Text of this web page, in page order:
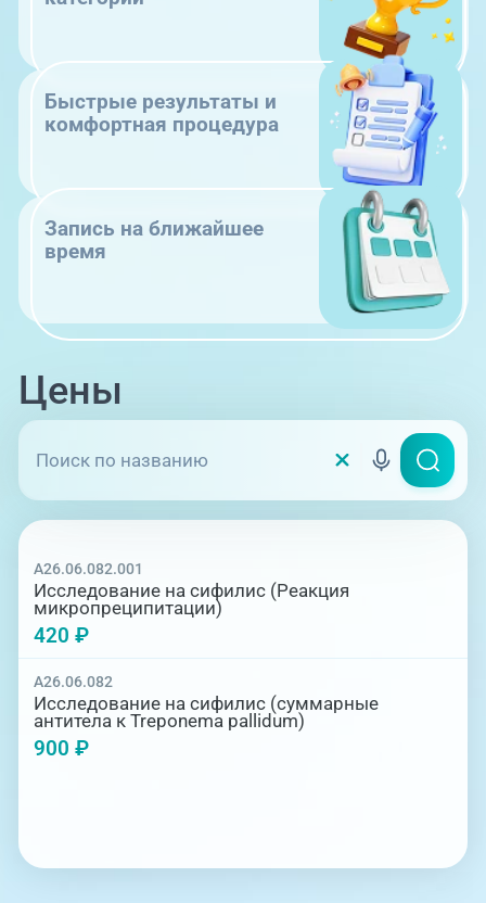
Быстрые результаты и
комфортная процедура
Запись на ближайшее
время
Цены
A26.06.082.001
Исследование на сифилис (Реакция
микропреципитации)
420 ₽
A26.06.082
Исследование на сифилис (суммарные
антитела к Treponema pallidum)
900 ₽